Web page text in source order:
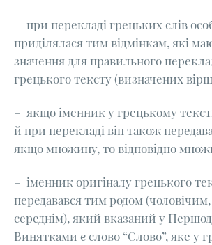
– при перекладі грецьких слів
приділялася тим відмінкам, які
значення для правильного
грецького тексту (визначених
– якщо іменник у грецькому
й при перекладі він також
якщо множину, то відповідно
– іменник оригіналу грецького
передавався тим родом
середнім), який вказаний у
Винятками є слово “Слово”, яке у